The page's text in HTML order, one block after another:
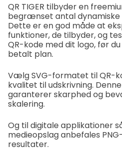
QR TIGER tilbyder en
begrænset antal
Dette er en god måde at
funktioner, de tilbyder, og
QR-kode med dit logo, før
betalt plan.
Vælg SVG-formatet til QR-
kvalitet til udskrivning.
garanterer skarphed og
skalering.
Og til digitale applikationer
medieopslag anbefales
resultater.